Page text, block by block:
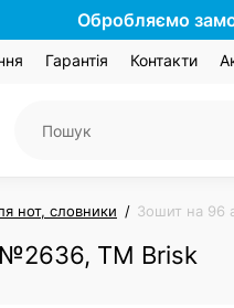
Обробляємо
Гарантія Контакти
нот, словники Зошит на 96
№2636, ТМ Brisk